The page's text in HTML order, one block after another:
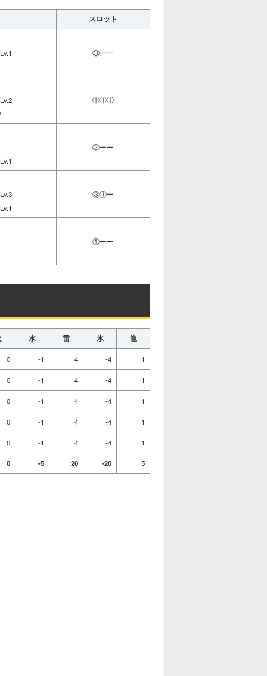
スロット
Lv.1
③ーー
Lv.2
①①①
Lv.1
②ーー
Lv.3
Lv.1
③①ー
①ーー
水 雷 氷 龍
0 -1 4 -4 1
0 -1 4 -4 1
0 -1 4 -4 1
0 -1 4 -4 1
0 -1 4 -4 1
0 -5 20 -20 5